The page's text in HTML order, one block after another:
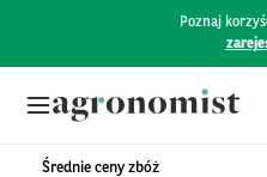
Poznaj
Średnie ceny zbóż